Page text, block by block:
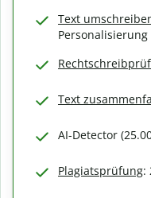
Text
Personalisierung
Text
AI-Detector
Plagiatsprüfung: